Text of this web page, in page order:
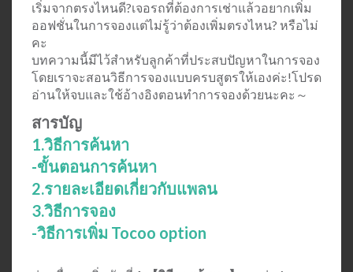
เริ่มจากตรงไหนดี?เจอรถที่ต้องการเช่าแล้วอยากเพิ่ม
ออฟชั่นในการจองแต่ไม่รู้ว่าต้องเพิ่มตรงไหน? หรือไม่
คะ
บทความนี้มีไว้สำหรับลูกค้าที่ประสบปัญหาในการจอง
โดยเราจะสอนวิธีการจองแบบครบสูตรให้เองค่ะ!โปรด
อ่านให้จบและใช้อ้างอิงตอนทำการจองด้วยนะคะ～
สารบัญ
1.วิธีการค้นหา
-ขั้นตอนการค้นหา
2.รายละเอียดเกี่ยวกับแพลน
3.วิธีการจอง
-วิธีการเพิ่ม Tocoo option